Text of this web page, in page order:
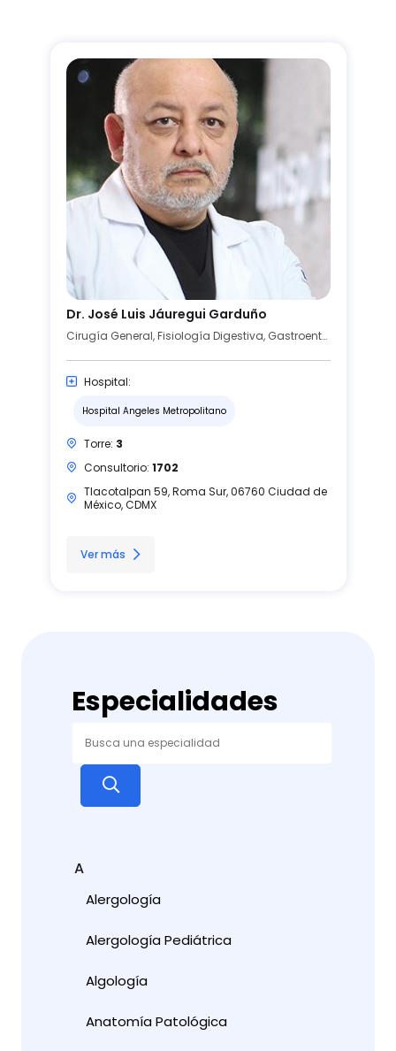
Dr. José Luis Jáuregui Garduño
Cirugía General, Fisiología Digestiva, Gastroenterología
Hospital:
Hospital Angeles Metropolitano
Torre: 3
Consultorio: 1702
Tlacotalpan 59, Roma Sur, 06760 Ciudad de
México, CDMX
Ver más
Especialidades
A
Alergología
Alergología Pediátrica
Algología
Anatomía Patológica